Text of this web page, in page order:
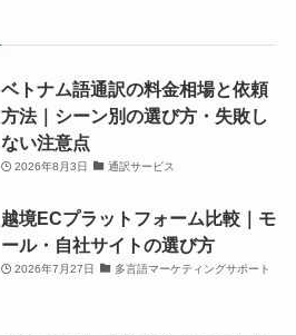
ベトナム語通訳の料金相場と依頼
方法｜シーン別の選び方・失敗し
ない注意点
2026年8月3日 通訳サービス
越境ECプラットフォーム比較｜モ
ール・自社サイトの選び方
2026年7月27日 多言語マーケティングサポート